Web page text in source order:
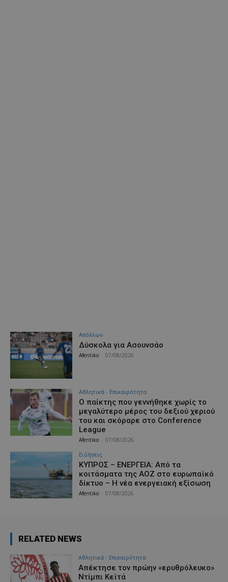
Απόλλων
Δύσκολα για Ασουνσάο
Afentiko 07/08/2026
Αθλητικά - Επικαιρότητα
Ο παίκτης που γεννήθηκε χωρίς το
μεγαλύτερο μέρος του δεξιού χεριού
του και σκόραρε στο Conference
League
Afentiko 07/08/2026
Ειδήσεις
ΚΥΠΡΟΣ – ΕΝΕΡΓΕΙΑ: Από τα
κοιτάσματα της ΑΟΖ στο ευρωπαϊκό
δίκτυο – Η νέα ενεργειακή εξίσωση
Afentiko 07/08/2026
RELATED NEWS
Αθλητικά - Επικαιρότητα
Απέκτησε τον πρώην «ερυθρόλευκο»
Ντίμπι Κεϊτά